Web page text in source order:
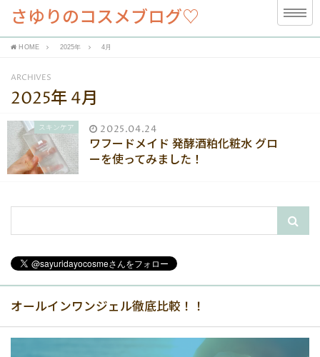
さゆりのコスメブログ♡
HOME 2025年 4月
ARCHIVES
2025年 4月
スキンケア 2025.04.24
ワフードメイド 発酵酒粕化粧水 グロ
ーを使ってみました！
オールインワンジェル徹底比較！！